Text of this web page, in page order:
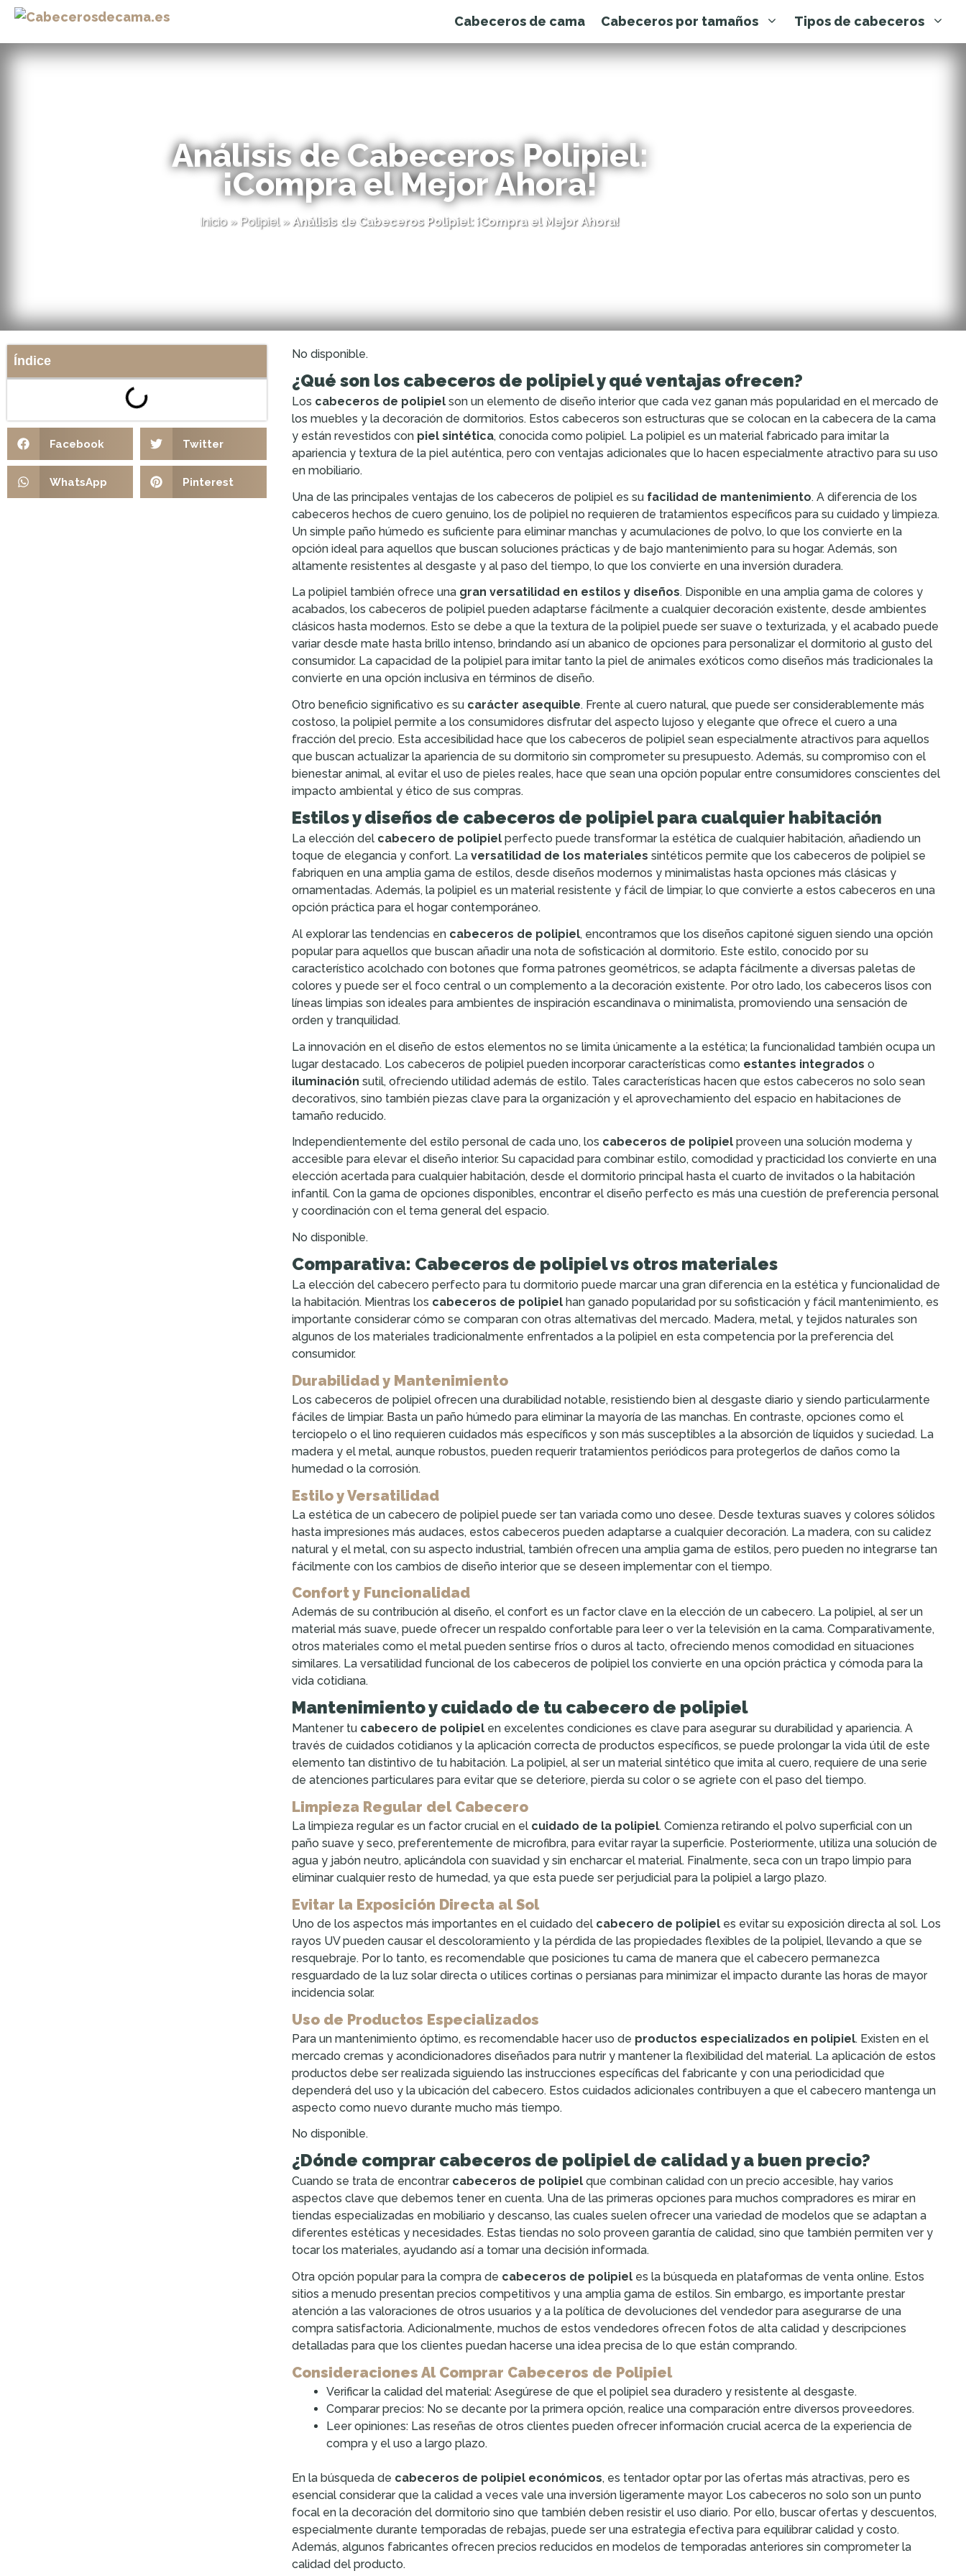
Cabeceros de cama Cabeceros por tamaños Tipos de cabeceros
Análisis de Cabeceros Polipiel:
¡Compra el Mejor Ahora!
Inicio» Polipiel» Análisis de Cabeceros Polipiel: ¡Compra el Mejor Ahora!
Índice
Facebook Twitter
WhatsApp Pinterest
No disponible.
¿Qué son los cabeceros de polipiel y qué ventajas ofrecen?
Los cabeceros de polipielson un elemento de diseño interior que cada vez ganan más popularidad en el mercado de
los muebles y la decoración de dormitorios. Estos cabeceros son estructuras que se colocan en la cabecera de la cama
y están revestidos con piel sintética, conocida como polipiel. La polipiel es un material fabricado para imitar la
apariencia y textura de la piel auténtica, pero con ventajas adicionales que lo hacen especialmente atractivo para su uso
en mobiliario.
Una de las principales ventajas de los cabeceros de polipiel es su facilidad de mantenimiento. A diferencia de los
cabeceros hechos de cuero genuino, los de polipiel no requieren de tratamientos específicos para su cuidado y limpieza.
Un simple paño húmedo es suficiente para eliminar manchas y acumulaciones de polvo, lo que los convierte en la
opción ideal para aquellos que buscan soluciones prácticas y de bajo mantenimiento para su hogar. Además, son
altamente resistentes al desgaste y al paso del tiempo, lo que los convierte en una inversión duradera.
La polipiel también ofrece una gran versatilidad en estilos y diseños. Disponible en una amplia gama de colores y
acabados, los cabeceros de polipiel pueden adaptarse fácilmente a cualquier decoración existente, desde ambientes
clásicos hasta modernos. Esto se debe a que la textura de la polipiel puede ser suave o texturizada, y el acabado puede
variar desde mate hasta brillo intenso, brindando así un abanico de opciones para personalizar el dormitorio al gusto del
consumidor. La capacidad de la polipiel para imitar tanto la piel de animales exóticos como diseños más tradicionales la
convierte en una opción inclusiva en términos de diseño.
Otro beneficio significativo es su carácter asequible. Frente al cuero natural, que puede ser considerablemente más
costoso, la polipiel permite a los consumidores disfrutar del aspecto lujoso y elegante que ofrece el cuero a una
fracción del precio. Esta accesibilidad hace que los cabeceros de polipiel sean especialmente atractivos para aquellos
que buscan actualizar la apariencia de su dormitorio sin comprometer su presupuesto. Además, su compromiso con el
bienestar animal, al evitar el uso de pieles reales, hace que sean una opción popular entre consumidores conscientes del
impacto ambiental y ético de sus compras.
Estilos y diseños de cabeceros de polipiel para cualquier habitación
La elección del cabecero de polipielperfecto puede transformar la estética de cualquier habitación, añadiendo un
toque de elegancia y confort. La versatilidad de los materiales sintéticos permite que los cabeceros de polipiel se
fabriquen en una amplia gama de estilos, desde diseños modernos y minimalistas hasta opciones más clásicas y
ornamentadas. Además, la polipiel es un material resistente y fácil de limpiar, lo que convierte a estos cabeceros en una
opción práctica para el hogar contemporáneo.
Al explorar las tendencias en cabeceros de polipiel, encontramos que los diseños capitoné siguen siendo una opción
popular para aquellos que buscan añadir una nota de sofisticación al dormitorio. Este estilo, conocido por su
característico acolchado con botones que forma patrones geométricos, se adapta fácilmente a diversas paletas de
colores y puede ser el foco central o un complemento a la decoración existente. Por otro lado, los cabeceros lisos con
líneas limpias son ideales para ambientes de inspiración escandinava o minimalista, promoviendo una sensación de
orden y tranquilidad.
La innovación en el diseño de estos elementos no se limita únicamente a la estética; la funcionalidad también ocupa un
lugar destacado. Los cabeceros de polipiel pueden incorporar características como estantes integrados o
iluminación sutil, ofreciendo utilidad además de estilo. Tales características hacen que estos cabeceros no solo sean
decorativos, sino también piezas clave para la organización y el aprovechamiento del espacio en habitaciones de
tamaño reducido.
Independientemente del estilo personal de cada uno, los cabeceros de polipielproveen una solución moderna y
accesible para elevar el diseño interior. Su capacidad para combinar estilo, comodidad y practicidad los convierte en una
elección acertada para cualquier habitación, desde el dormitorio principal hasta el cuarto de invitados o la habitación
infantil. Con la gama de opciones disponibles, encontrar el diseño perfecto es más una cuestión de preferencia personal
y coordinación con el tema general del espacio.
No disponible.
Comparativa: Cabeceros de polipiel vs otros materiales
La elección del cabecero perfecto para tu dormitorio puede marcar una gran diferencia en la estética y funcionalidad de
la habitación. Mientras los cabeceros de polipielhan ganado popularidad por su sofisticación y fácil mantenimiento, es
importante considerar cómo se comparan con otras alternativas del mercado. Madera, metal, y tejidos naturales son
algunos de los materiales tradicionalmente enfrentados a la polipiel en esta competencia por la preferencia del
consumidor.
Durabilidad y Mantenimiento
Los cabeceros de polipiel ofrecen una durabilidad notable, resistiendo bien al desgaste diario y siendo particularmente
fáciles de limpiar. Basta un paño húmedo para eliminar la mayoría de las manchas. En contraste, opciones como el
terciopelo o el lino requieren cuidados más específicos y son más susceptibles a la absorción de líquidos y suciedad. La
madera y el metal, aunque robustos, pueden requerir tratamientos periódicos para protegerlos de daños como la
humedad o la corrosión.
Estilo y Versatilidad
La estética de un cabecero de polipiel puede ser tan variada como uno desee. Desde texturas suaves y colores sólidos
hasta impresiones más audaces, estos cabeceros pueden adaptarse a cualquier decoración. La madera, con su calidez
natural y el metal, con su aspecto industrial, también ofrecen una amplia gama de estilos, pero pueden no integrarse tan
fácilmente con los cambios de diseño interior que se deseen implementar con el tiempo.
Confort y Funcionalidad
Además de su contribución al diseño, el confort es un factor clave en la elección de un cabecero. La polipiel, al ser un
material más suave, puede ofrecer un respaldo confortable para leer o ver la televisión en la cama. Comparativamente,
otros materiales como el metal pueden sentirse fríos o duros al tacto, ofreciendo menos comodidad en situaciones
similares. La versatilidad funcional de los cabeceros de polipiel los convierte en una opción práctica y cómoda para la
vida cotidiana.
Mantenimiento y cuidado de tu cabecero de polipiel
Mantener tu cabecero de polipielen excelentes condiciones es clave para asegurar su durabilidad y apariencia. A
través de cuidados cotidianos y la aplicación correcta de productos específicos, se puede prolongar la vida útil de este
elemento tan distintivo de tu habitación. La polipiel, al ser un material sintético que imita al cuero, requiere de una serie
de atenciones particulares para evitar que se deteriore, pierda su color o se agriete con el paso del tiempo.
Limpieza Regular del Cabecero
La limpieza regular es un factor crucial en el cuidado de la polipiel. Comienza retirando el polvo superficial con un
paño suave y seco, preferentemente de microfibra, para evitar rayar la superficie. Posteriormente, utiliza una solución de
agua y jabón neutro, aplicándola con suavidad y sin encharcar el material. Finalmente, seca con un trapo limpio para
eliminar cualquier resto de humedad, ya que esta puede ser perjudicial para la polipiel a largo plazo.
Evitar la Exposición Directa al Sol
Uno de los aspectos más importantes en el cuidado del cabecero de polipieles evitar su exposición directa al sol. Los
rayos UV pueden causar el descoloramiento y la pérdida de las propiedades flexibles de la polipiel, llevando a que se
resquebraje. Por lo tanto, es recomendable que posiciones tu cama de manera que el cabecero permanezca
resguardado de la luz solar directa o utilices cortinas o persianas para minimizar el impacto durante las horas de mayor
incidencia solar.
Uso de Productos Especializados
Para un mantenimiento óptimo, es recomendable hacer uso de productos especializados en polipiel. Existen en el
mercado cremas y acondicionadores diseñados para nutrir y mantener la flexibilidad del material. La aplicación de estos
productos debe ser realizada siguiendo las instrucciones específicas del fabricante y con una periodicidad que
dependerá del uso y la ubicación del cabecero. Estos cuidados adicionales contribuyen a que el cabecero mantenga un
aspecto como nuevo durante mucho más tiempo.
No disponible.
¿Dónde comprar cabeceros de polipiel de calidad y a buen precio?
Cuando se trata de encontrar cabeceros de polipielque combinan calidad con un precio accesible, hay varios
aspectos clave que debemos tener en cuenta. Una de las primeras opciones para muchos compradores es mirar en
tiendas especializadas en mobiliario y descanso, las cuales suelen ofrecer una variedad de modelos que se adaptan a
diferentes estéticas y necesidades. Estas tiendas no solo proveen garantía de calidad, sino que también permiten ver y
tocar los materiales, ayudando así a tomar una decisión informada.
Otra opción popular para la compra de cabeceros de polipieles la búsqueda en plataformas de venta online. Estos
sitios a menudo presentan precios competitivos y una amplia gama de estilos. Sin embargo, es importante prestar
atención a las valoraciones de otros usuarios y a la política de devoluciones del vendedor para asegurarse de una
compra satisfactoria. Adicionalmente, muchos de estos vendedores ofrecen fotos de alta calidad y descripciones
detalladas para que los clientes puedan hacerse una idea precisa de lo que están comprando.
Consideraciones Al Comprar Cabeceros de Polipiel
Verificar la calidad del material: Asegúrese de que el polipiel sea duradero y resistente al desgaste.
Comparar precios: No se decante por la primera opción, realice una comparación entre diversos proveedores.
Leer opiniones: Las reseñas de otros clientes pueden ofrecer información crucial acerca de la experiencia de
compra y el uso a largo plazo.
En la búsqueda de cabeceros de polipiel económicos, es tentador optar por las ofertas más atractivas, pero es
esencial considerar que la calidad a veces vale una inversión ligeramente mayor. Los cabeceros no solo son un punto
focal en la decoración del dormitorio sino que también deben resistir el uso diario. Por ello, buscar ofertas y descuentos,
especialmente durante temporadas de rebajas, puede ser una estrategia efectiva para equilibrar calidad y costo.
Además, algunos fabricantes ofrecen precios reducidos en modelos de temporadas anteriores sin comprometer la
calidad del producto.